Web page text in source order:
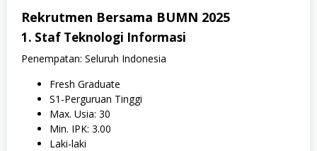
Rekrutmen Bersama BUMN 2025
1. Staf Teknologi Informasi
Penempatan: Seluruh Indonesia
Fresh Graduate
S1-Perguruan Tinggi
Max. Usia: 30
Min. IPK: 3.00
Laki-laki